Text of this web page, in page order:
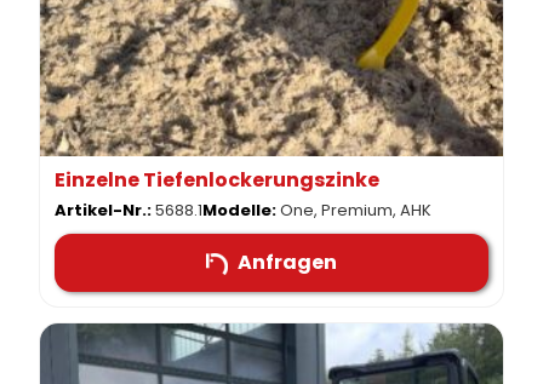
Einzelne Tiefenlockerungszinke
Artikel-Nr.:5688.1Modelle:One, Premium, AHK
Anfragen